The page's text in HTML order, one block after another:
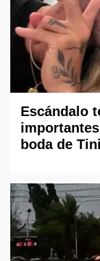
Escándalo
boda de